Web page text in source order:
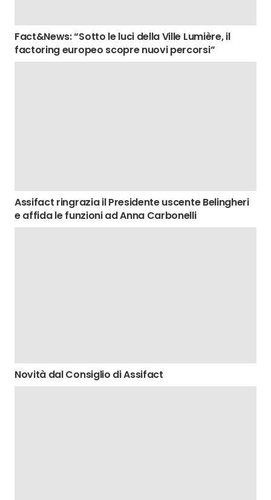
Fact&News: “Sotto le luci della Ville Lumière, il
factoring europeo scopre nuovi percorsi”
Assifact ringrazia il Presidente uscente Belingheri
e affida le funzioni ad Anna Carbonelli
Novità dal Consiglio di Assifact